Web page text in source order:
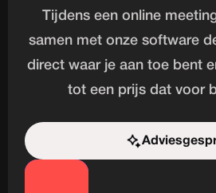
Tijdens een online
samen met onze software
direct waar je aan toe bent
tot een prijs dat voor
Start de